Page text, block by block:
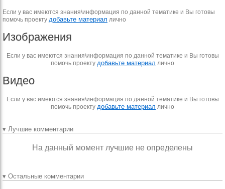
Если у вас имеются знания\информация по данной тематике и Вы готовы
помочь проекту добавьте материал лично
Изображения
Если у вас имеются знания\информация по данной тематике и Вы готовы
помочь проекту добавьте материал лично
Видео
Если у вас имеются знания\информация по данной тематике и Вы готовы
помочь проекту добавьте материал лично
▾ Лучшие комментарии
На данный момент лучшие не определены
▾ Остальные комментарии